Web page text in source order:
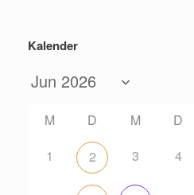
Kalender
M D M D
1
2 3 4